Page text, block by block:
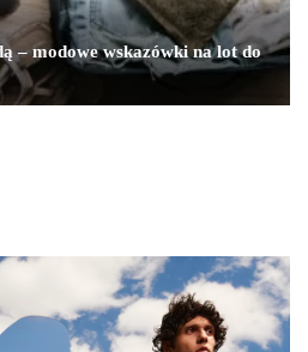
– modowe wskazówki na lot do